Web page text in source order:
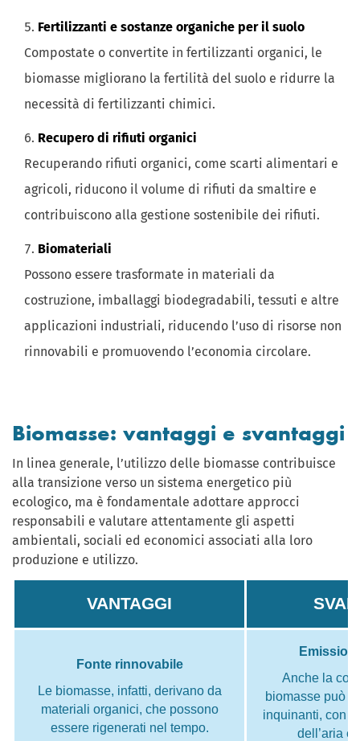
Fertilizzanti e sostanze organiche per il suolo
Compostate o convertite in fertilizzanti organici, le
biomasse migliorano la fertilità del suolo e ridurre la
necessità di fertilizzanti chimici.
Recupero di rifiuti organici
Recuperando rifiuti organici, come scarti alimentari e
agricoli, riducono il volume di rifiuti da smaltire e
contribuiscono alla gestione sostenibile dei rifiuti.
Biomateriali
Possono essere trasformate in materiali da
costruzione, imballaggi biodegradabili, tessuti e altre
applicazioni industriali, riducendo l’uso di risorse non
rinnovabili e promuovendo l’economia circolare.
Biomasse: vantaggi e svantaggi
In linea generale, l’utilizzo delle biomasse contribuisce
alla transizione verso un sistema energetico più
ecologico, ma è fondamentale adottare approcci
responsabili e valutare attentamente gli aspetti
ambientali, sociali ed economici associati alla loro
produzione e utilizzo.
VANTAGGI
Fonte rinnovabile
Le biomasse, infatti, derivano da
materiali organici, che possono
essere rigenerati nel tempo.
Anche la
biomasse può
inquinanti, con
dell’aria e